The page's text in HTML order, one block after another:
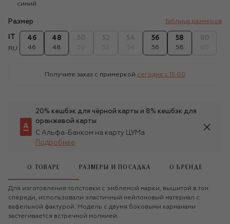
синий
Размер Таблица размеров
RU
46
46
48
48
56
56
58
58
Получите заказ с примеркой сегодня c 15:00
20% кешбэк для чёрной карты и 8% кешбэк для
оранжевой карты
С Альфа-Банком на карту ЦУМа
Подробнее
О ТОВАРЕ РАЗМЕРЫ И ПОСАДКА О БРЕНДЕ
Для изготовления толстовки с эмблемой марки, вышитой в тон
спереди, использовали эластичный нейлоновый материал с
вафельной фактурой. Модель с двумя боковыми карманами
застегивается встречной молнией.